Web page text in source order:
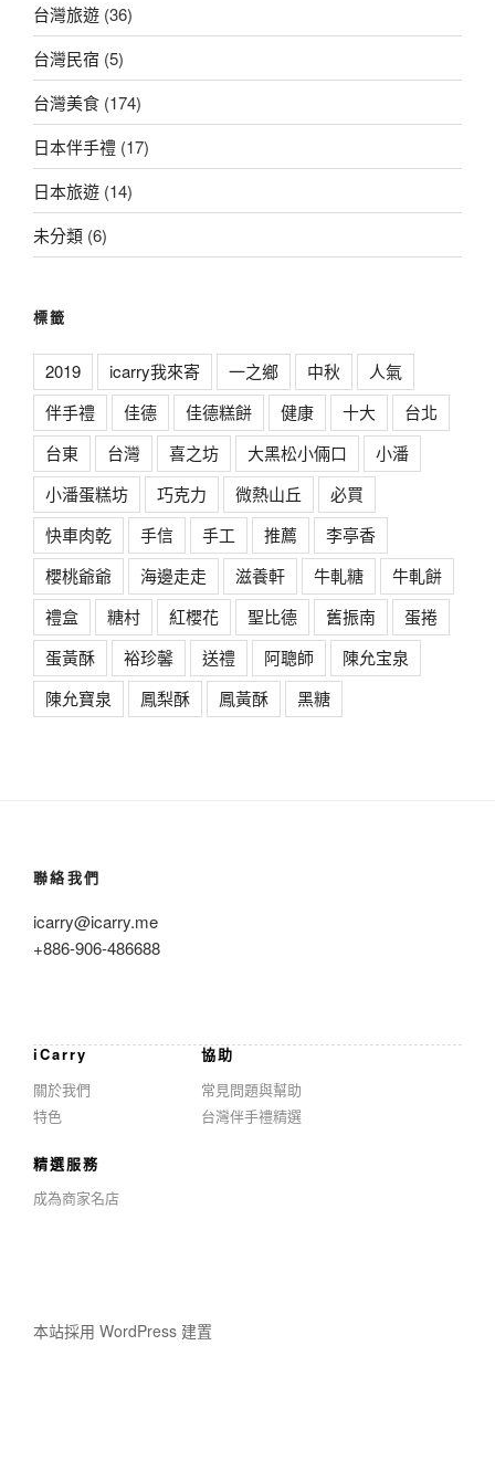
台灣旅遊 (36)
台灣民宿 (5)
台灣美食 (174)
日本伴手禮 (17)
日本旅遊 (14)
未分類 (6)
標籤
2019 icarry我來寄 一之鄉 中秋
人氣
伴手禮
佳德 佳德糕餅 健康 十大
台北
台東
台灣 喜之坊 大黑松小倆口
小潘
小潘蛋糕坊
巧克力 微熱山丘
必買
快車肉乾
手信 手工 推薦
李亭香
櫻桃爺爺
海邊走走 滋養軒 牛軋糖
牛軋餅
禮盒
糖村 紅櫻花 聖比德 舊振南
蛋捲
蛋黃酥
裕珍馨 送禮 阿聰師
陳允宝泉
陳允寶泉
鳳梨酥 鳳黃酥 黑糖
聯絡我們
icarry@icarry.me
+886-906-486688
iCarry
關於我們
特色
協助
常見問題與幫助
台灣伴手禮精選
精選服務
成為商家名店
本站採用 WordPress 建置